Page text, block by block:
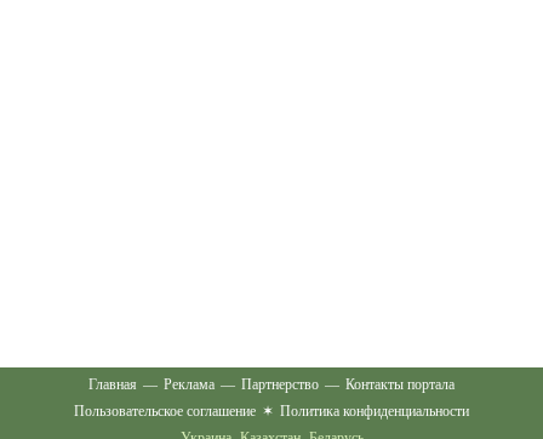
Главная — Реклама — Партнерство — Контакты портала
Пользовательское соглашение ✶ Политика конфиденциальности